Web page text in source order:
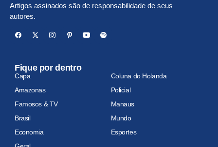
Artigos assinados são de responsabilidade de seus
autores.
Fique por dentro
Capa
Coluna do Holanda
Amazonas
Policial
Famosos & TV
Manaus
Brasil
Mundo
Economia
Esportes